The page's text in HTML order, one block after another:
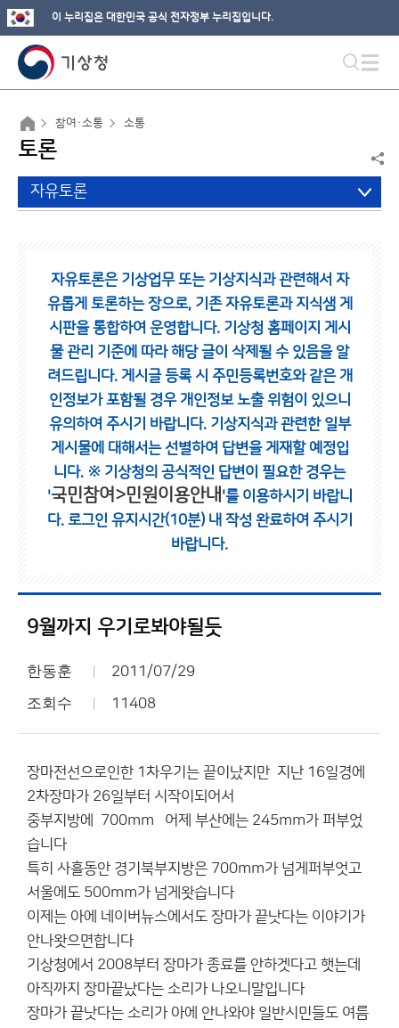
이 누리집은 대한민국 공식 전자정부 누리집입니다.
참여·소통 소통
토론
자유토론
자유토론은 기상업무 또는 기상지식과 관련해서 자
유롭게 토론하는 장으로, 기존 자유토론과 지식샘 게
시판을 통합하여 운영합니다. 기상청 홈페이지 게시
물 관리 기준에 따라 해당 글이 삭제될 수 있음을 알
려드립니다. 게시글 등록 시 주민등록번호와 같은 개
인정보가 포함될 경우 개인정보 노출 위험이 있으니
유의하여 주시기 바랍니다. 기상지식과 관련한 일부
게시물에 대해서는 선별하여 답변을 게재할 예정입
니다. ※ 기상청의 공식적인 답변이 필요한 경우는
'국민참여>민원이용안내 '를 이용하시기 바랍니
다. 로그인 유지시간(10분) 내 작성 완료하여 주시기
바랍니다.
9월까지 우기로봐야될듯
한동훈 2011/07/29
조회수 11408
장마전선으로인한 1차우기는 끝이났지만 지난 16일경에
2차장마가 26일부터 시작이되어서
중부지방에 700mm 어제 부산에는 245mm가 퍼부었
습니다
특히 사흘동안 경기북부지방은 700mm가 넘게퍼부엇고
서울에도 500mm가 넘게왓습니다
이제는 아에 네이버뉴스에서도 장마가 끝낫다는 이야기가
안나왓으면합니다
기상청에서 2008부터 장마가 종료를 안하겟다고 햇는데
아직까지 장마끝났다는 소리가 나오니말입니다
장마가 끝낫다는 소리가 아에 안나와야 일반시민들도 여름